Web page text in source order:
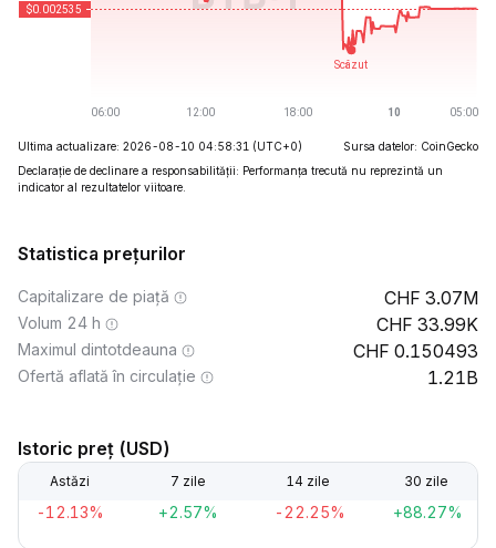
Ultima actualizare: 2026-08-10 04:58:31 (UTC+0)
Sursa datelor: CoinGecko
Declarație de declinare a responsabilității: Performanța trecută nu reprezintă un
indicator al rezultatelor viitoare.
Statistica prețurilor
Capitalizare de piață 3.07M
Volum 24 h 33.99K
Maximul dintotdeauna 0.150493
Ofertă aflată în circulație 1.21B
Istoric preț (USD)
Astăzi 7 zile 14 zile 30 zile
-12.13% +2.57% -22.25% +88.27%